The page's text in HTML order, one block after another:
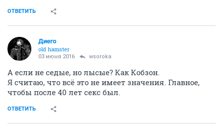
ОТВЕТИТЬ
Диего
old hamster
03 июня 2016 wsoroka
А если не седые, но лысые? Как Кобзон.
Я считаю, что всё это не имеет значения. Главное,
чтобы после 40 лет секс был.
ОТВЕТИТЬ